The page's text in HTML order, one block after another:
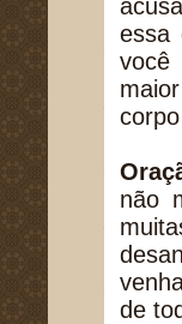
essa
você
não
de